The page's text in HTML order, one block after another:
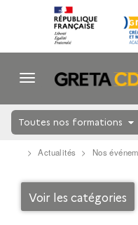
Toutes nos formations
Actualités Nos
Voir les catégories